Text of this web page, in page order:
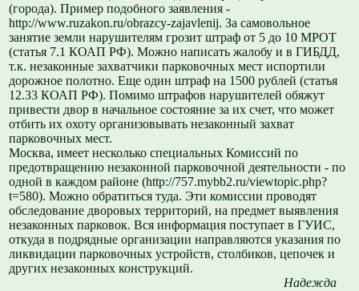
(города). Пример подобного заявления -
http://www.ruzakon.ru/obrazcy-zajavlenij. За самовольное
занятие земли нарушителям грозит штраф от 5 до 10 МРОТ
(статья 7.1 КОАП РФ). Можно написать жалобу и в ГИБДД,
т.к. незаконные захватчики парковочных мест испортили
дорожное полотно. Еще один штраф на 1500 рублей (статья
12.33 КОАП РФ). Помимо штрафов нарушителей обяжут
привести двор в начальное состояние за их счет, что может
отбить их охоту организовывать незаконный захват
парковочных мест.
Москва, имеет несколько специальных Комиссий по
предотвращению незаконной парковочной деятельности - по
одной в каждом районе (http://757.mybb2.ru/viewtopic.php?
t=580). Можно обратиться туда. Эти комиссии проводят
обследование дворовых территорий, на предмет выявления
незаконных парковок. Вся информация поступает в ГУИС,
откуда в подрядные организации направляются указания по
ликвидации парковочных устройств, столбиков, цепочек и
других незаконных конструкций.
Надежда